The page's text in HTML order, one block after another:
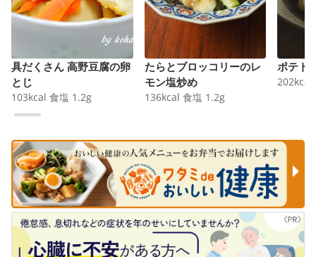
具だくさん 高野豆腐の卵
とじ
103kcal 食塩 1.2g
たらとブロッコリーのレ
モン塩炒め
136kcal 食塩 1.2g
ポテト
202kcal